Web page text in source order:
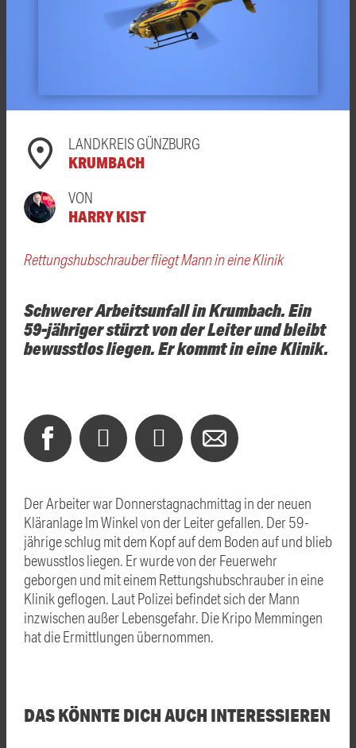
LANDKREIS GÜNZBURG
KRUMBACH
VON
HARRY KIST
Rettungshubschrauber fliegt Mann in eine Klinik
Schwerer Arbeitsunfall in Krumbach. Ein
59-jähriger stürzt von der Leiter und bleibt
bewusstlos liegen. Er kommt in eine Klinik.
Der Arbeiter war Donnerstagnachmittag in der neuen
Kläranlage Im Winkel von der Leiter gefallen. Der 59-
jährige schlug mit dem Kopf auf dem Boden auf und blieb
bewusstlos liegen. Er wurde von der Feuerwehr
geborgen und mit einem Rettungshubschrauber in eine
Klinik geflogen. Laut Polizei befindet sich der Mann
inzwischen außer Lebensgefahr. Die Kripo Memmingen
hat die Ermittlungen übernommen.
DAS KÖNNTE DICH AUCH INTERESSIEREN